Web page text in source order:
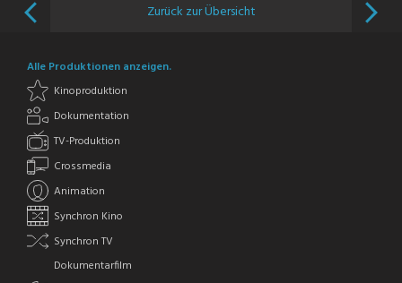
Zurück zur Übersicht
Alle Produktionen anzeigen.
Kinoproduktion
Dokumentation
TV-Produktion
Crossmedia
Animation
Synchron Kino
Synchron TV
Dokumentarfilm